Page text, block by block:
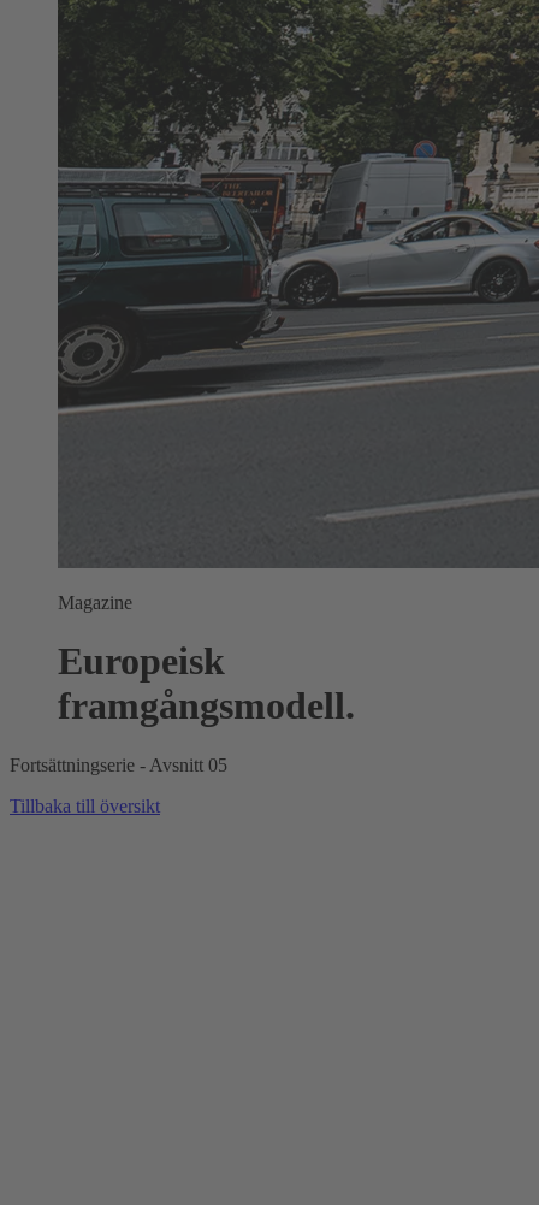
Magazine
Europeisk
framgångsmodell.
Fortsättningserie - Avsnitt 05
Tillbaka till översikt